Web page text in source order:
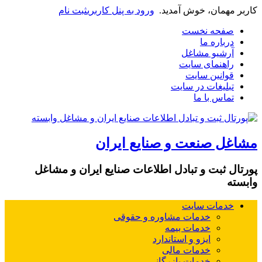
کاربر مهمان، خوش آمدید. ورود به پنل کاربریثبت نام
صفحه نخست
درباره ما
آرشیو مشاغل
راهنمای سایت
قوانین سایت
تبلیغات در سایت
تماس با ما
مشاغل صنعت و صنایع ایران
پورتال ثبت و تبادل اطلاعات صنایع ایران و مشاغل
وابسته
خدمات سایت
خدمات مشاوره و حقوقی
خدمات بیمه
ایزو و استاندارد
خدمات مالی